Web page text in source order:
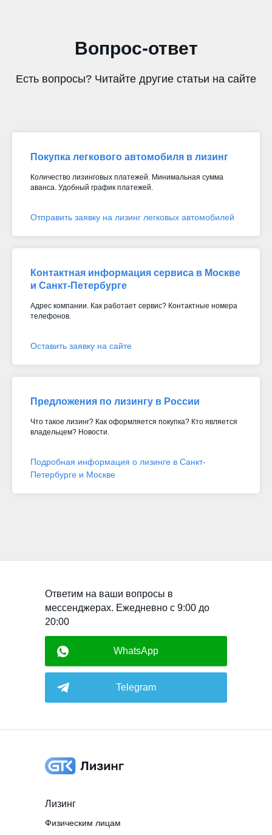
Вопрос-ответ
Есть вопросы? Читайте другие статьи на сайте
Покупка легкового автомобиля в лизинг
Количество лизинговых платежей. Минимальная сумма
аванса. Удобный график платежей.
Отправить заявку на лизинг легковых автомобилей
Контактная информация сервиса в Москве
и Санкт-Петербурге
Адрес компании. Как работает сервис? Контактные номера
телефонов.
Оставить заявку на сайте
Предложения по лизингу в России
Что такое лизинг? Как оформляется покупка? Кто является
владельцем? Новости.
Подробная информация о лизинге в Санкт-
Петербурге и Москве
Ответим на ваши вопросы в
мессенджерах. Ежедневно с 9:00 до
20:00
Telegram
WhatsApp
Лизинг
Физическим лицам